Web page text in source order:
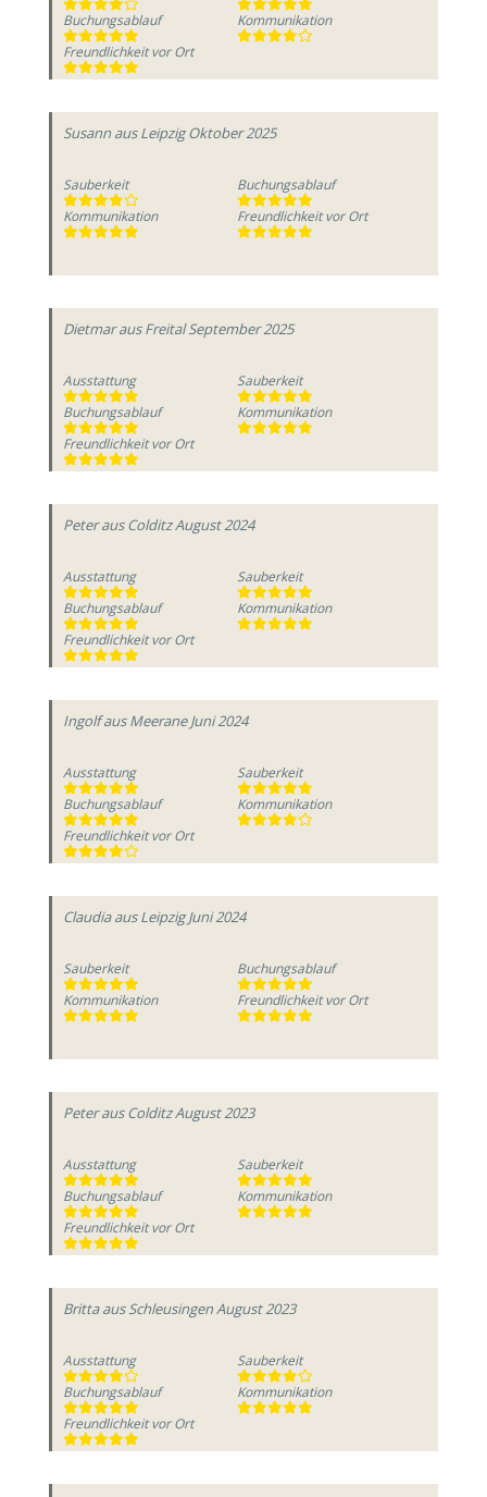
Buchungsablauf
Kommunikation
Freundlichkeit vor Ort
Susann aus Leipzig Oktober 2025
Sauberkeit
Buchungsablauf
Kommunikation
Freundlichkeit vor Ort
Dietmaraus Freital September 2025
Ausstattung
Sauberkeit
Buchungsablauf
Kommunikation
Freundlichkeit vor Ort
Peteraus ColditzAugust 2024
Ausstattung
Sauberkeit
Buchungsablauf
Kommunikation
Freundlichkeit vor Ort
Ingolfaus Meerane Juni 2024
Ausstattung
Sauberkeit
Buchungsablauf
Kommunikation
Freundlichkeit vor Ort
Claudiaaus Leipzig Juni 2024
Sauberkeit
Buchungsablauf
Kommunikation
Freundlichkeit vor Ort
Peteraus ColditzAugust 2023
Ausstattung
Sauberkeit
Buchungsablauf
Kommunikation
Freundlichkeit vor Ort
Brittaaus SchleusingenAugust 2023
Ausstattung
Sauberkeit
Buchungsablauf
Kommunikation
Freundlichkeit vor Ort